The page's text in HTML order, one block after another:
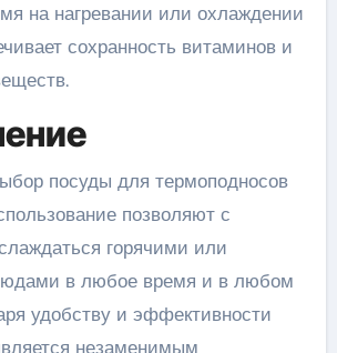
на нагревании или охлаждении
сохранность витаминов и
посуды для термоподносов
позволяют с
горячими или
в любое время и в любом
удобству и эффективности
незаменимым